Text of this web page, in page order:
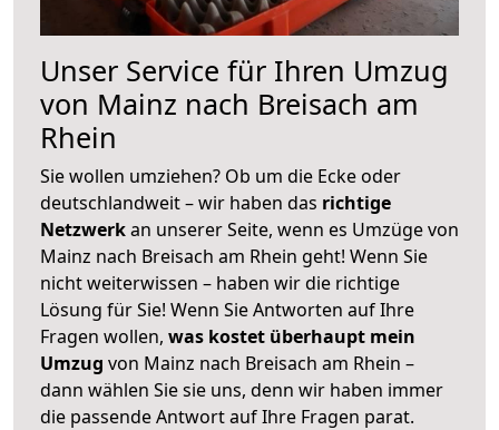
Unser Service für Ihren Umzug
von Mainz nach Breisach am
Rhein
Sie wollen umziehen? Ob um die Ecke oder
deutschlandweit – wir haben das richtige
Netzwerkan unserer Seite, wenn es Umzüge von
Mainz nach Breisach am Rhein geht! Wenn Sie
nicht weiterwissen – haben wir die richtige
Lösung für Sie! Wenn Sie Antworten auf Ihre
Fragen wollen, was kostet überhaupt mein
Umzug von Mainz nach Breisach am Rhein –
dann wählen Sie sie uns, denn wir haben immer
die passende Antwort auf Ihre Fragen parat.